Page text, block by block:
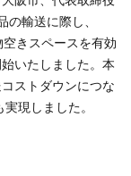
輸送に際し、
きスペースを有効
いたしました。本
ストダウンにつな
現しました。